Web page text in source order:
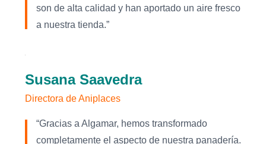
son de alta calidad y han aportado un aire fresco
a nuestra tienda.”
Susana Saavedra
Directora de Aniplaces
“Gracias a Algamar, hemos transformado
completamente el aspecto de nuestra panadería.